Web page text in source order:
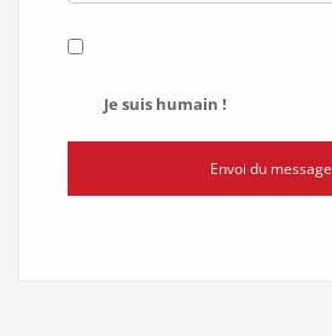
Je suis humain !
Envoi du message